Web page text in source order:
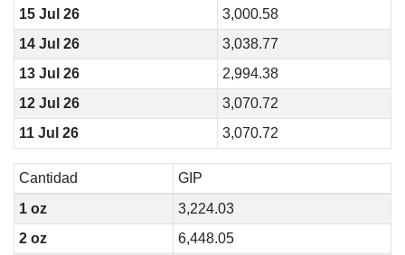
15 Jul 26
3,000.58
14 Jul 26
3,038.77
13 Jul 26
2,994.38
12 Jul 26
3,070.72
11 Jul 26
3,070.72
Cantidad
GIP
1 oz
3,224.03
2 oz
6,448.05